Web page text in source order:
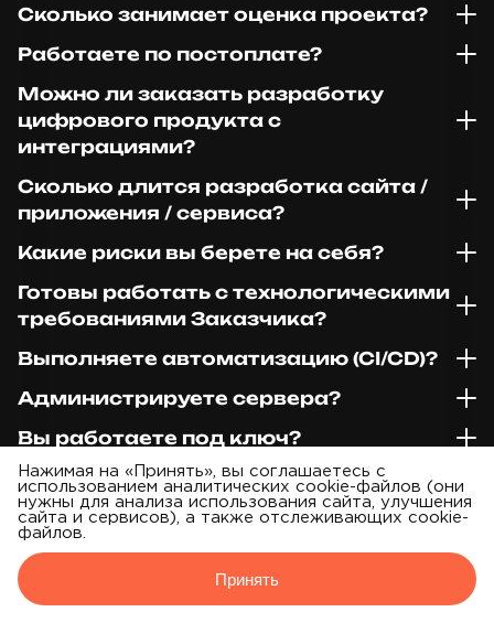
Сколько занимает оценка проекта?
Работаете по постоплате?
Можно ли заказать разработку
цифрового продукта с
интеграциями?
Сколько длится разработка сайта /
приложения / сервиса?
Какие риски вы берете на себя?
Готовы работать с технологическими
требованиями Заказчика?
Выполняете автоматизацию (CI/CD)?
Администрируете сервера?
Вы работаете под ключ?
Можно ли выбрать вариант под
бюджет?
Нажимая на «Принять», вы соглашаетесь с
использованием аналитических cookie-файлов (они
нужны для анализа использования сайта, улучшения
сайта и сервисов), а также отслеживающих cookie-
файлов.
Принять